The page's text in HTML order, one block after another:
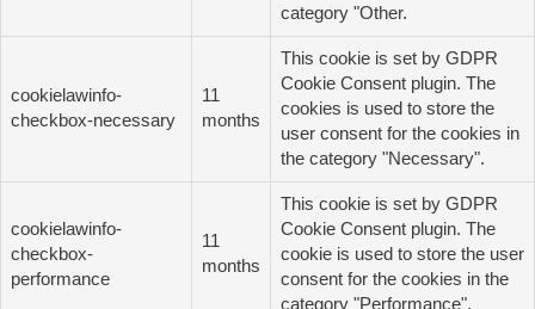
category "Other.
cookielawinfo-
checkbox-necessary
11
months
This cookie is set by GDPR
Cookie Consent plugin. The
cookies is used to store the
user consent for the cookies in
the category "Necessary".
cookielawinfo-
checkbox-
performance
11
months
This cookie is set by GDPR
Cookie Consent plugin. The
cookie is used to store the user
consent for the cookies in the
category "Performance".